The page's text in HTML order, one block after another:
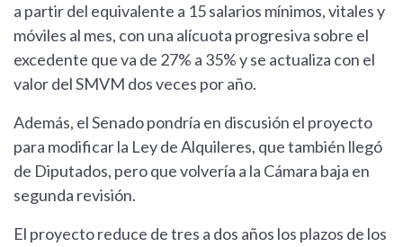
a partir del equivalente a 15 salarios mínimos, vitales y
móviles al mes, con una alícuota progresiva sobre el
excedente que va de 27% a 35% y se actualiza con el
valor del SMVM dos veces por año.
Además, el Senado pondría en discusión el proyecto
para modificar la Ley de Alquileres, que también llegó
de Diputados, pero que volvería a la Cámara baja en
segunda revisión.
El proyecto reduce de tres a dos años los plazos de los